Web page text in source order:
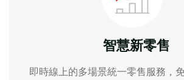
智慧新零售
即時線上的多場景統一零售服務，